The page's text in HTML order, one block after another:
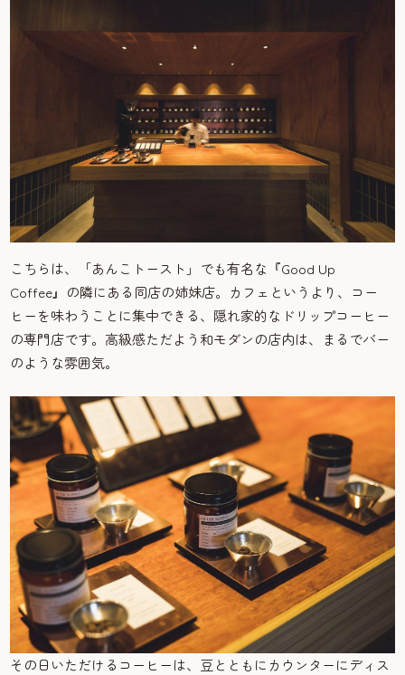
こちらは、「あんこトースト」でも有名な『Good Up
Coffee』の隣にある同店の姉妹店。カフェというより、コー
ヒーを味わうことに集中できる、隠れ家的なドリップコーヒー
の専門店です。高級感ただよう和モダンの店内は、まるでバー
のような雰囲気。
その日いただけるコーヒーは、豆とともにカウンターにディス